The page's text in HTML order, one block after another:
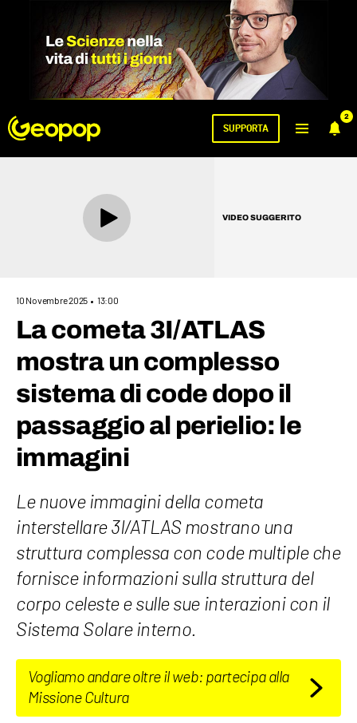
2
SUPPORTA
VIDEO SUGGERITO
10 Novembre 2025 13:00
La cometa 3I/ATLAS
mostra un complesso
sistema di code dopo il
passaggio al perielio: le
immagini
Le nuove immagini della cometa
interstellare 3I/ATLAS mostrano una
struttura complessa con code multiple che
fornisce informazioni sulla struttura del
corpo celeste e sulle sue interazioni con il
Sistema Solare interno.
Vogliamo andare oltre il web: partecipa alla
Missione Cultura